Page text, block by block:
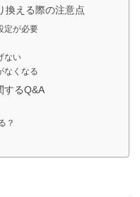
換える際の注意点
定が必要
ない
なくなる
するQ&A
？